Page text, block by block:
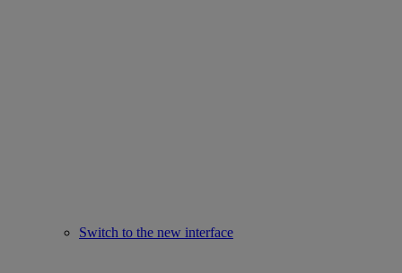
Switch to the new interface